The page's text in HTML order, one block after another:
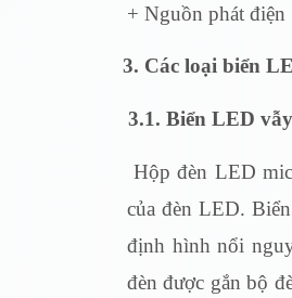
+ Nguồn phát điện
3. Các loại biển
3.1. Biển LED
Hộp đèn LED
của đèn LED.
định hình nổi
đèn được gắn bộ